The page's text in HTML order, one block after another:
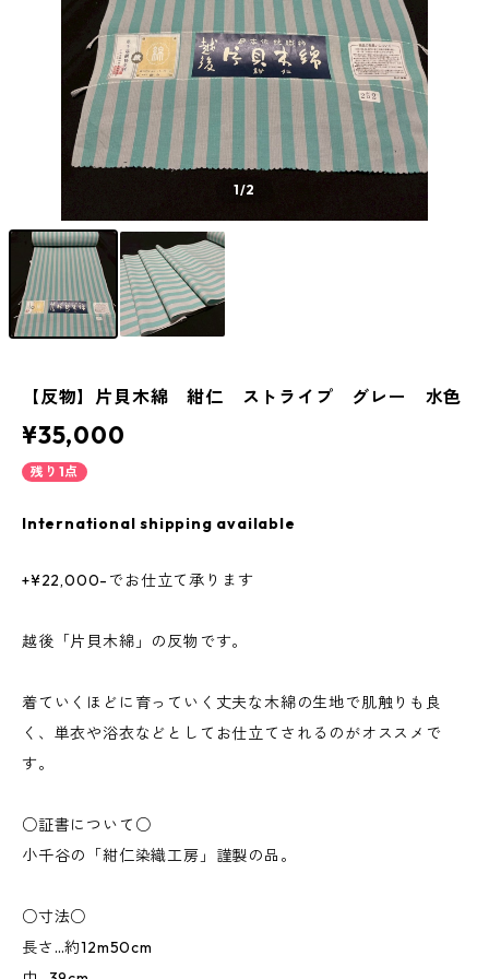
1/2
【反物】片貝木綿 紺仁 ストライプ グレー 水色
¥35,000
残り1点
International shipping available
+¥22,000-でお仕立て承ります
越後「片貝木綿」の反物です。
着ていくほどに育っていく丈夫な木綿の生地で肌触りも良
く、単衣や浴衣などとしてお仕立てされるのがオススメで
す。
○証書について○
小千谷の「紺仁染織工房」謹製の品。
○寸法○
長さ…約12m50cm